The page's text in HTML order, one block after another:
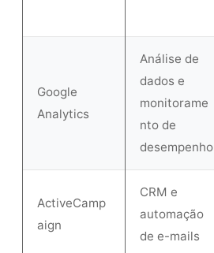
Google
Analytics
Análise de
dados e
monitorame
nto de
desempenho
ActiveCamp
aign
CRM e
automação
de e-mails